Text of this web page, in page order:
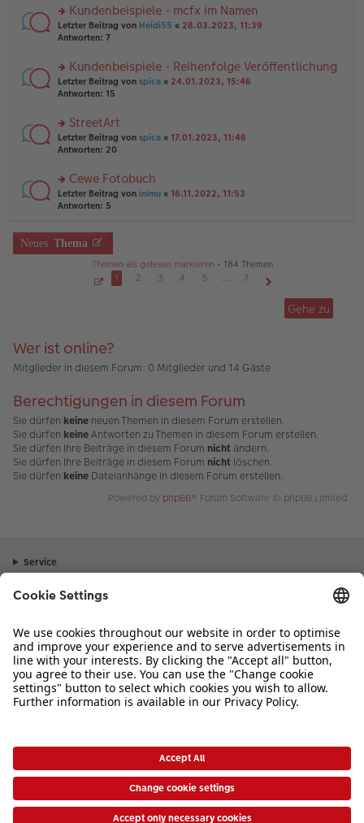
g
e
n
er
tr
a
g
n
g
el
e
n
er
tr
a
g
rs
te
n
g
el
e
n
er
tr
a
g
Kundenbeispiele - mcfx im Namen
Letzter Beitrag von Heidi55 « 28.03.2023, 11:39
Antworten: 7
rs
te
n
g
el
e
n
er
tr
a
Kundenbeispiele - Reihenfolge Veröffentlichung
Letzter Beitrag von spica « 24.01.2023, 15:46
Antworten: 15
rs
te
n
g
el
e
n
er
StreetArt
Letzter Beitrag von spica « 17.01.2023, 11:46
Antworten: 20
rs
te
n
g
tr
a
g
Cewe Fotobuch
Letzter Beitrag von inimu « 16.11.2022, 11:53
Antworten: 5
Neues Thema
Themen als gelesen markieren• 184 Themen
v
o
n
7
1 2 3 4 5 …
7
Gehe zu
Wer ist online?
Mitglieder in diesem Forum: 0 Mitglieder und 14 Gäste
Berechtigungen in diesem Forum
Sie dürfen keine neuen Themen in diesem Forum erstellen.
Sie dürfen keineAntworten zu Themen in diesem Forum erstellen.
Sie dürfen Ihre Beiträge in diesem Forum nicht ändern.
Sie dürfen Ihre Beiträge in diesem Forum nicht löschen.
Sie dürfen keine Dateianhänge in diesem Forum erstellen.
Powered by phpBB® Forum Software © phpBB Limited
Service
Sortiment
Inspiration
Bei Fragen zu Produkten oder der Bestellung können Sie uns gerne von
Montag bis Samstag von 8:00 – 20:00 Uhr und Sonntag von 10:00 –